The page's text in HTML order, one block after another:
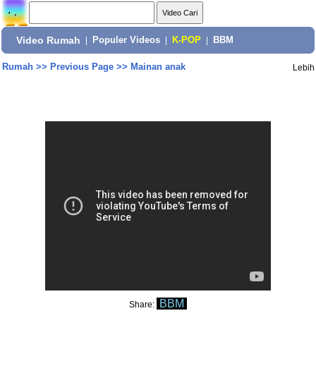
Video Rumah Populer Videos K-POP BBM
Rumah>> Previous Page>> Mainan anak Lebih
Share: BBM